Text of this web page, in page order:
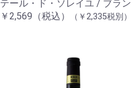
テール・ド・ソレイユ / ブラン
￥2,569（税込）
（￥2,335税別）